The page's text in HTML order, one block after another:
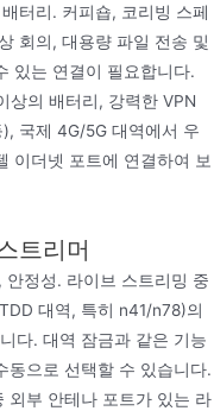
터리. 커피숍, 코리빙 스페
회의, 대용량 파일 전송 및
있는 연결이 필요합니다.
상의 배터리, 강력한 VPN
국제 4G/5G 대역에서 우
이더넷 포트에 연결하여 보
트리머
정성. 라이브 스트리밍 중
대역, 특히 n41/n78)의
다. 대역 잠금과 같은 기능
동으로 선택할 수 있습니다.
외부 안테나 포트가 있는 라